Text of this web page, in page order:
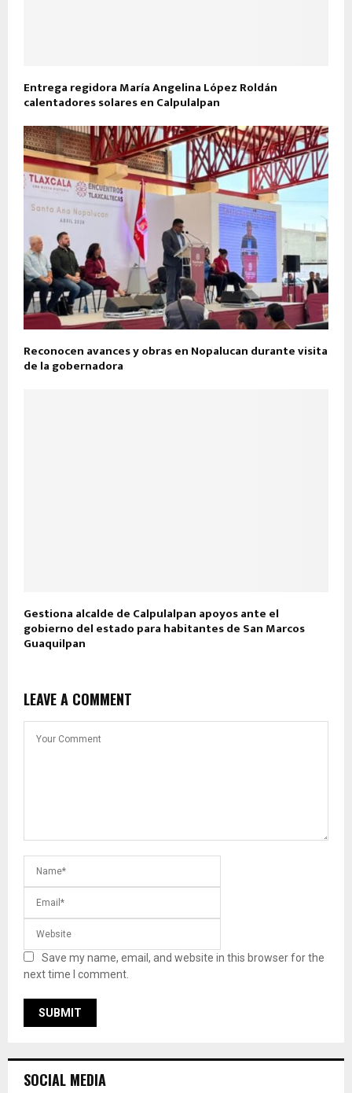
Entrega regidora María Angelina López Roldán
calentadores solares en Calpulalpan
Reconocen avances y obras en Nopalucan durante visita
de la gobernadora
Gestiona alcalde de Calpulalpan apoyos ante el
gobierno del estado para habitantes de San Marcos
Guaquilpan
LEAVE A COMMENT
Save my name, email, and website in this browser for the
next time I comment.
SOCIAL MEDIA